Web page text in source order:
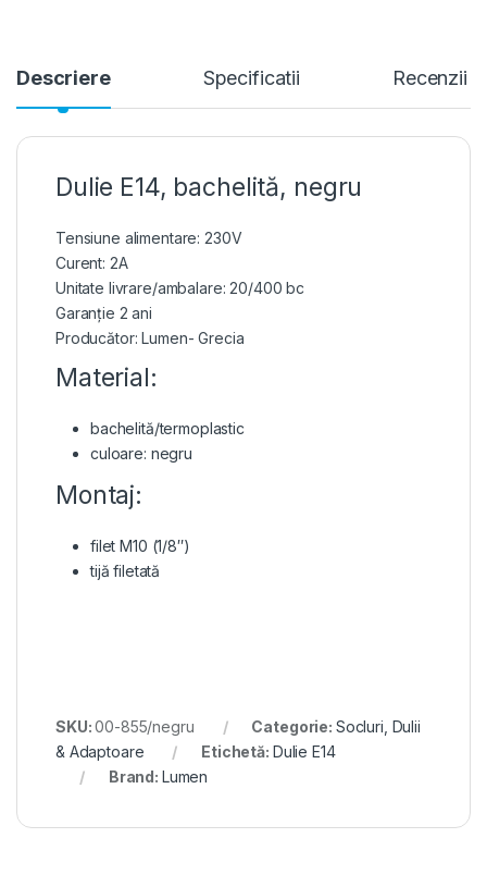
Descriere Specificatii Recenzii
Dulie E14, bachelită, negru
Tensiune alimentare: 230V
Curent: 2A
Unitate livrare/ambalare: 20/400 bc
Garanție 2 ani
Producător: Lumen- Grecia
Material:
bachelită/termoplastic
culoare: negru
Montaj:
filet M10 (1/8″)
tijă filetată
SKU:00-855/negru Categorie: Socluri, Dulii
& Adaptoare
Etichetă: Dulie E14
Brand: Lumen